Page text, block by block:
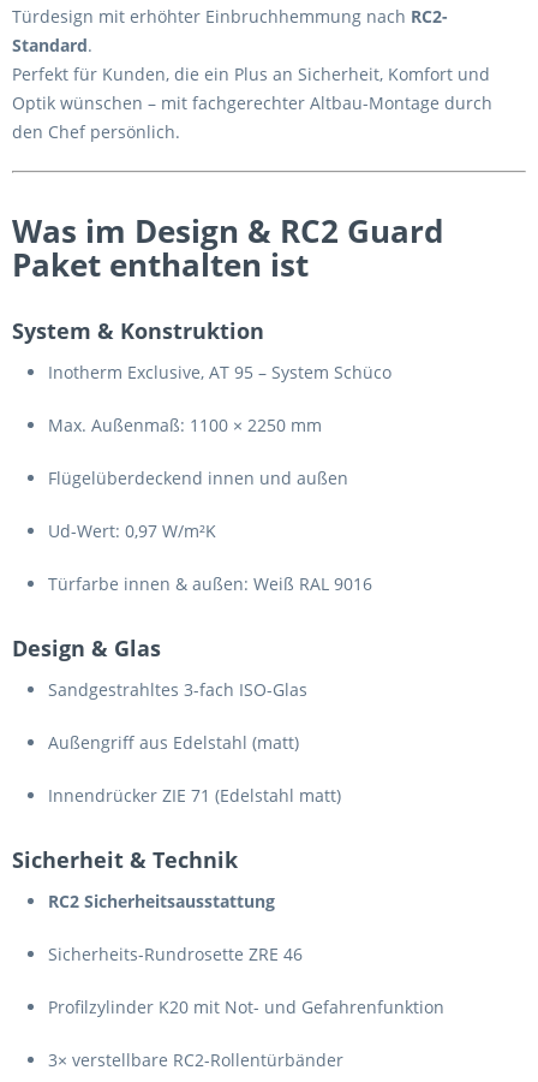
Türdesign mit erhöhter Einbruchhemmung nach RC2-
Standard.
Perfekt für Kunden, die ein Plus an Sicherheit, Komfort und
Optik wünschen – mit fachgerechter Altbau-Montage durch
den Chef persönlich.
Was im Design & RC2 Guard
Paket enthalten ist
System & Konstruktion
Inotherm Exclusive, AT 95 – System Schüco
Max. Außenmaß: 1100 × 2250 mm
Flügelüberdeckend innen und außen
Ud-Wert: 0,97 W/m²K
Türfarbe innen & außen: Weiß RAL 9016
Design & Glas
Sandgestrahltes 3-fach ISO-Glas
Außengriff aus Edelstahl (matt)
Innendrücker ZIE 71 (Edelstahl matt)
Sicherheit & Technik
RC2 Sicherheitsausstattung
Sicherheits-Rundrosette ZRE 46
Profilzylinder K20 mit Not- und Gefahrenfunktion
3× verstellbare RC2-Rollentürbänder